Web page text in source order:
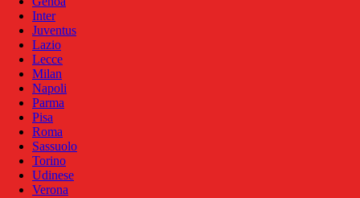
Inter
Juventus
Lazio
Lecce
Milan
Napoli
Parma
Pisa
Roma
Sassuolo
Torino
Udinese
Verona